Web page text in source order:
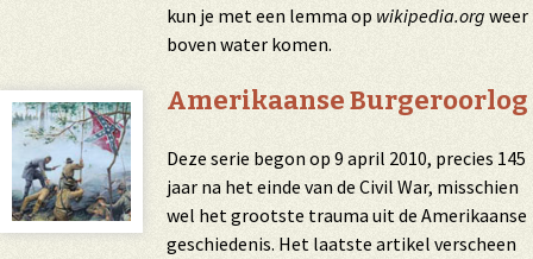
kun je met een lemma op wikipedia.org weer
boven water komen.
Amerikaanse Burgeroorlog
Deze serie begon op 9 april 2010, precies 145
jaar na het einde van de Civil War, misschien
wel het grootste trauma uit de Amerikaanse
geschiedenis. Het laatste artikel verscheen